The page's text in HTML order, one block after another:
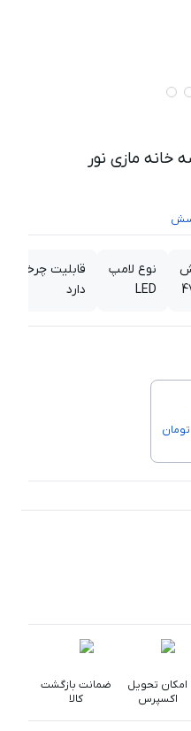
نوع لامپ
LED
قابلیت چرخش
دارد
امکان تحویل
اکسپرس
ضمانت بازگشت
کالا